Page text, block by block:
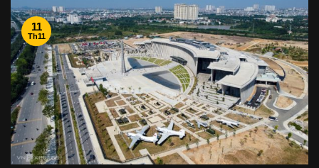
11
Th11